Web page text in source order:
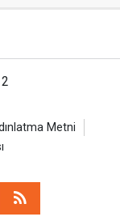
Metni